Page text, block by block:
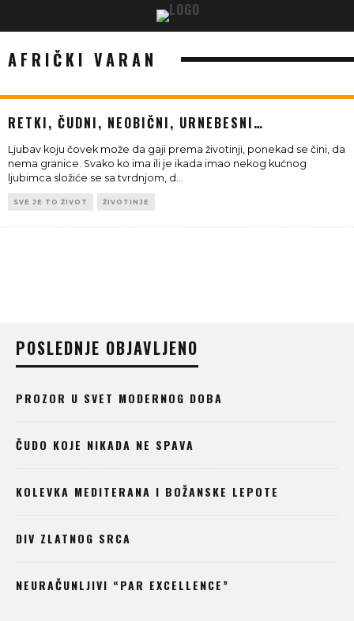
AFRIČKI VARAN
RETKI, ČUDNI, NEOBIČNI, URNEBESNI…
Ljubav koju čovek može da gaji prema životinji, ponekad se čini, da
nema granice. Svako ko ima ili je ikada imao nekog kućnog
ljubimca složiće se sa tvrdnjom, d ...
SVE JE TO ŽIVOT ŽIVOTINJE
POSLEDNJE OBJAVLJENO
PROZOR U SVET MODERNOG DOBA
ČUDO KOJE NIKADA NE SPAVA
KOLEVKA MEDITERANA I BOŽANSKE LEPOTE
DIV ZLATNOG SRCA
NEURAČUNLJIVI “PAR EXCELLENCE”